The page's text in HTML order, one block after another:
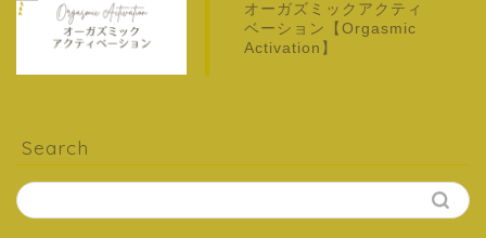
オーガズミックアクティ
ベーション【Orgasmic
Activation】
Search